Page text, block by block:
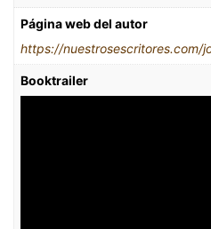
Página web del autor
https://nuestrosescritores.com/
Booktrailer